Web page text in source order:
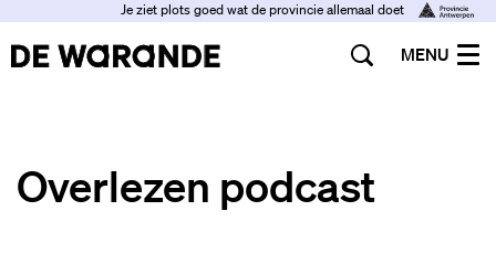
Je ziet plots goed wat de provincie allemaal doet
MENU
Overlezen podcast